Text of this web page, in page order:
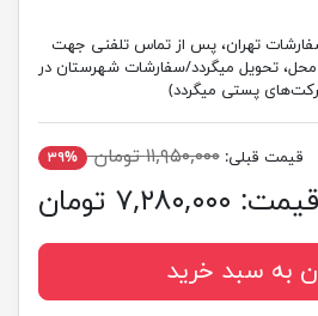
7 روز (سفارشات تهران، پس از تماس تلفنی جهت
تحویل میگردد/سفارشات شهرستان در
پستی میگردد)
قیمت قبلی: ۱۱,۹۵۰,۰۰۰ تومان ۳۹%
قیمت: ۷,۲۸۰,۰۰۰ تومان
به سبد خرید